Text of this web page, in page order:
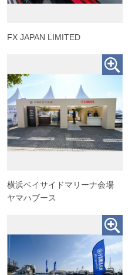
FX JAPAN LIMITED
横浜ベイサイドマリーナ会場
ヤマハブース